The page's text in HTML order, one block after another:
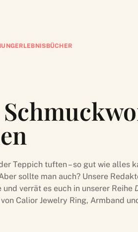
ERLEBNISBÜCHER
Teppich tuften – so gut wie alles
sollte man auch? Unsere
verrät es euch in unserer Reihe
Calior Jewelry Ring, Armband